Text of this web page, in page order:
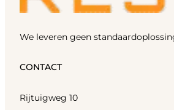
We leveren geen
CONTACT
Rijtuigweg 10